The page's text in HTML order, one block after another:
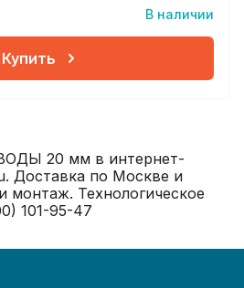
В наличии
Купить
20 мм в интернет-
Доставка по Москве и
монтаж. Технологическое
101-95-47